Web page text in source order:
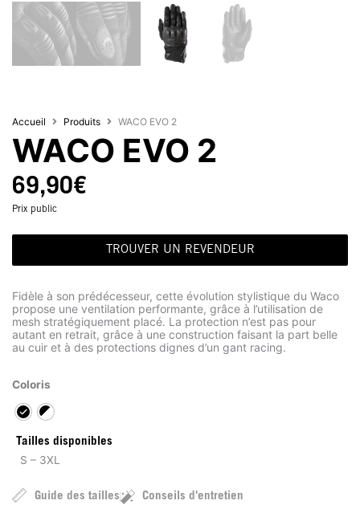
Accueil Produits WACO EVO 2
WACO EVO 2
69,90€
Prix public
TROUVER UN REVENDEUR
Fidèle à son prédécesseur, cette évolution stylistique du Waco
propose une ventilation performante, grâce à l’utilisation de
mesh stratégiquement placé. La protection n’est pas pour
autant en retrait, grâce à une construction faisant la part belle
au cuir et à des protections dignes d’un gant racing.
Coloris
Tailles disponibles
S – 3XL
Guide des tailles Conseils d'entretien